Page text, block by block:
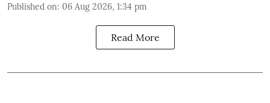
Published on: 06 Aug 2026, 1:34 pm
Read More